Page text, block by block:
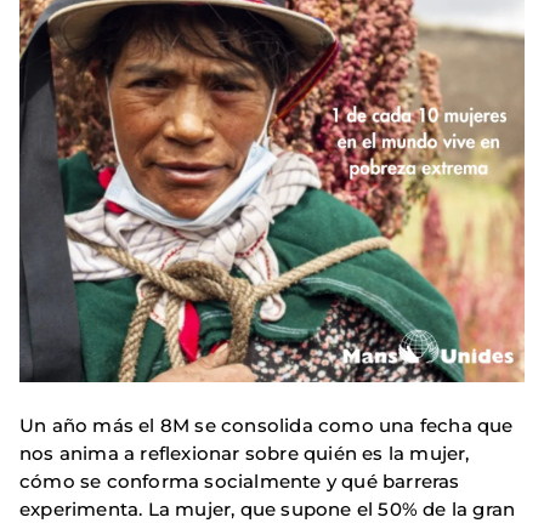
Un año más el 8M se consolida como una fecha que
nos anima a reflexionar sobre quién es la mujer,
cómo se conforma socialmente y qué barreras
experimenta. La mujer, que supone el 50% de la gran